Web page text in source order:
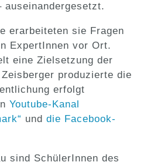
erarbeiteten sie Fragen
ExpertInnen vor Ort.
eine Zielsetzung der
produzierte die
erfolgt
Youtube-Kanal
und die Facebook-
sind SchülerInnen des